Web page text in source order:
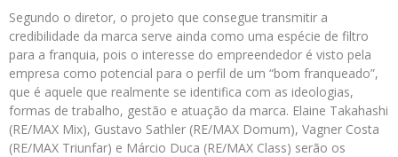
Segundo o diretor, o projeto que consegue transmitir a
credibilidade da marca serve ainda como uma espécie de filtro
para a franquia, pois o interesse do empreendedor é visto pela
empresa como potencial para o perfil de um “bom franqueado”,
que é aquele que realmente se identifica com as ideologias,
formas de trabalho, gestão e atuação da marca. Elaine Takahashi
(RE/MAX Mix), Gustavo Sathler (RE/MAX Domum), Vagner Costa
(RE/MAX Triunfar) e Márcio Duca (RE/MAX Class) serão os